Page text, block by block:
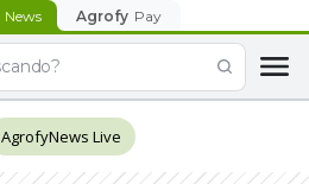
News Agrofy Pay
AgrofyNews Live